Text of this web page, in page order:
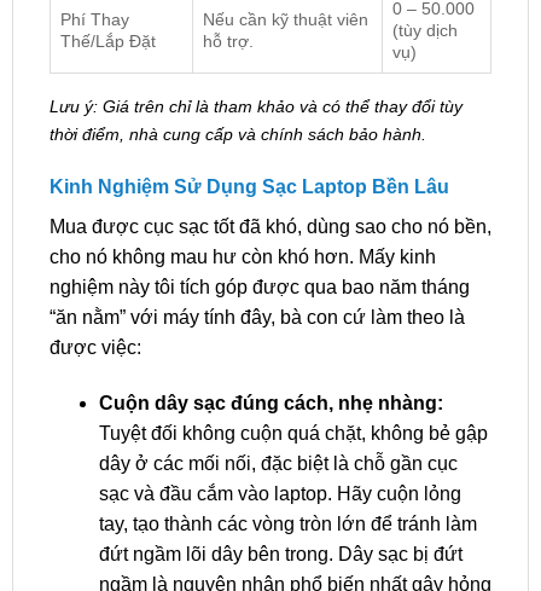
Phí Thay
Thế/Lắp Đặt
Nếu cần kỹ thuật viên
hỗ trợ.
0 – 50.000
(tùy dịch
vụ)
Lưu ý: Giá trên chỉ là tham khảo và có thể thay đổi tùy
thời điểm, nhà cung cấp và chính sách bảo hành.
Kinh Nghiệm Sử Dụng Sạc Laptop Bền Lâu
Mua được cục sạc tốt đã khó, dùng sao cho nó bền,
cho nó không mau hư còn khó hơn. Mấy kinh
nghiệm này tôi tích góp được qua bao năm tháng
“ăn nằm” với máy tính đây, bà con cứ làm theo là
được việc:
Cuộn dây sạc đúng cách, nhẹ nhàng:
Tuyệt đối không cuộn quá chặt, không bẻ gập
dây ở các mối nối, đặc biệt là chỗ gần cục
sạc và đầu cắm vào laptop. Hãy cuộn lỏng
tay, tạo thành các vòng tròn lớn để tránh làm
đứt ngầm lõi dây bên trong. Dây sạc bị đứt
ngầm là nguyên nhân phổ biến nhất gây hỏng